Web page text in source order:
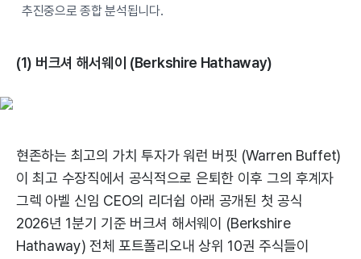
추진중으로 종합 분석됩니다.
(1) 버크셔 해서웨이 (Berkshire Hathaway)
현존하는 최고의 가치 투자가 워런 버핏 (Warren Buffet)
이 최고 수장직에서 공식적으로 은퇴한 이후 그의 후계자
그렉 아벨 신임 CEO의 리더쉽 아래 공개된 첫 공식
2026년 1분기 기준 버크셔 해서웨이 (Berkshire
Hathaway) 전체 포트폴리오내 상위 10권 주식들이